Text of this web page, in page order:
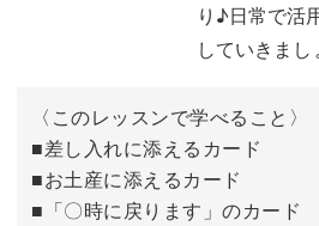
誕生日カード③風船
出産祝いのカード
入学祝いのカード
り♪日常で活
していきまし
〈このレッスンで学べること〉
■差し入れに添えるカード
■お土産に添えるカード
■「〇時に戻ります」のカード